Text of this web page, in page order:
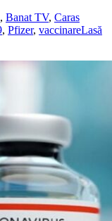
, Banat TV, Caras
, Pfizer, vaccinareLasă